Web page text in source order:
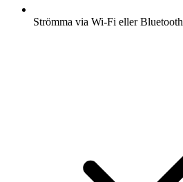
Strömma via Wi-Fi eller Bluetooth